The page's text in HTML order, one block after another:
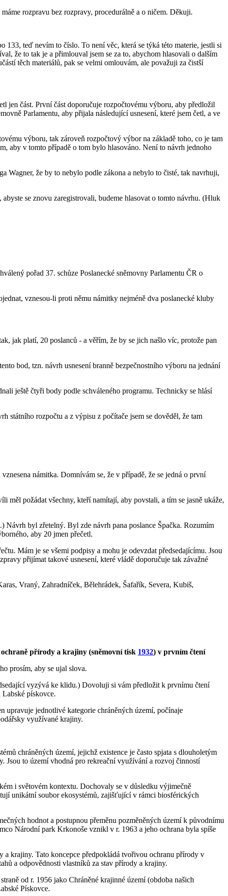
rozpravu bez rozpravy, procedurálně a o ničem. Děkuji.
133, teď nevím to číslo. To není věc, která se týká této materie, jestli si
že to tak je a přimlouval jsem se za to, abychom hlasovali o dalším
těch materiálů, pak se velmi omlouvám, ale považuji za čistší
jen část. První část doporučuje rozpočtovému výboru, aby předložil
Parlamentu, aby přijala následující usnesení, které jsem četl, a ve
výboru, tak zároveň rozpočtový výbor na základě toho, co je tam
aby v tomto případě o tom bylo hlasováno. Není to návrh jednoho
Wagner, že by to nebylo podle zákona a nebylo to čisté, tak navrhuji,
se znovu zaregistrovali, budeme hlasovat o tomto návrhu. (Hluk
pořad 37. schůze Poslanecké sněmovny Parlamentu ČR o
vznesou-li proti němu námitky nejméně dva poslanecké kluby
jak platí, 20 poslanců - a věřím, že by se jich našlo víc, protože pan
bod, tzn. návrh usnesení branně bezpečnostního výboru na jednání
ještě čtyři body podle schváleného programu. Technicky se hlásí
státního rozpočtu a z výpisu z počítače jsem se dověděl, že tam
námitka. Domnívám se, že v případě, že se jedná o první
měl požádat všechny, kteří namítají, aby povstali, a tím se jasně ukáže,
byl zřetelný. Byl zde návrh pana poslance Špačka. Rozumím
aby 20 jmen přečetl.
Mám je se všemi podpisy a mohu je odevzdat předsedajícímu. Jsou
přijímat takové usnesení, které vládě doporučuje tak závažné
Vraný, Zahradníček, Bělehrádek, Šafařík, Severa, Kubiš,
ochraně přírody a krajiny (sněmovní tisk 1932) v prvním čtení
prosím, aby se ujal slova.
vyzývá ke klidu.) Dovoluji si vám předložit k prvnímu čtení
pískovce.
upravuje jednotlivé kategorie chráněných území, počínaje
využívané krajiny.
chráněných území, jejichž existence je často spjata s dlouholetým
Jsou to území vhodná pro rekreační využívání a rozvoj činností
i světovém kontextu. Dochovaly se v důsledku výjimečně
unikátní soubor ekosystémů, zajišťující v rámci biosférických
hodnot a postupnou přeměnu pozměněných území k původnímu
Národní park Krkonoše vznikl v r. 1963 a jeho ochrana byla spíše
a krajiny. Tato koncepce předpokládá tvořivou ochranu přírody v
a odpovědnosti vlastníků za stav přírody a krajiny.
od r. 1956 jako Chráněné krajinné území (obdoba našich
Pískovce.